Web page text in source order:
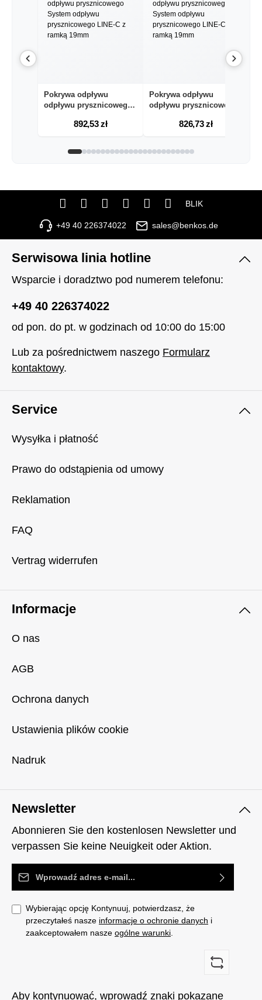
Pokrywa odpływu
odpływu prysznicowego
892,53 zł
Pokrywa odpływu
odpływu prysznicowego
826,73 zł
BLIK
+49 40 226374022 sales@benkos.de
Newsletter
Abonnieren Sie den kostenlosen Newsletter und
verpassen Sie keine Neuigkeit oder Aktion.
Adres e-mail*
Wybierając opcję Kontynuuj, potwierdzasz, że
przeczytałeś nasze informacje o ochronie danych i
zaakceptowałem nasze ogólne warunki
Aby kontynuować, wprowadź znaki pokazane
Serwisowa linia hotline
Wsparcie i doradztwo pod numerem telefonu:
+49 40 226374022
od pon. do pt. w godzinach od 10:00 do 15:00
Lub za pośrednictwem naszego Formularz
kontaktowy.
Service
Wysyłka i płatność
Prawo do odstąpienia od umowy
Reklamation
FAQ
Vertrag widerrufen
Informacje
O nas
AGB
Ochrona danych
Ustawienia plików cookie
Nadruk